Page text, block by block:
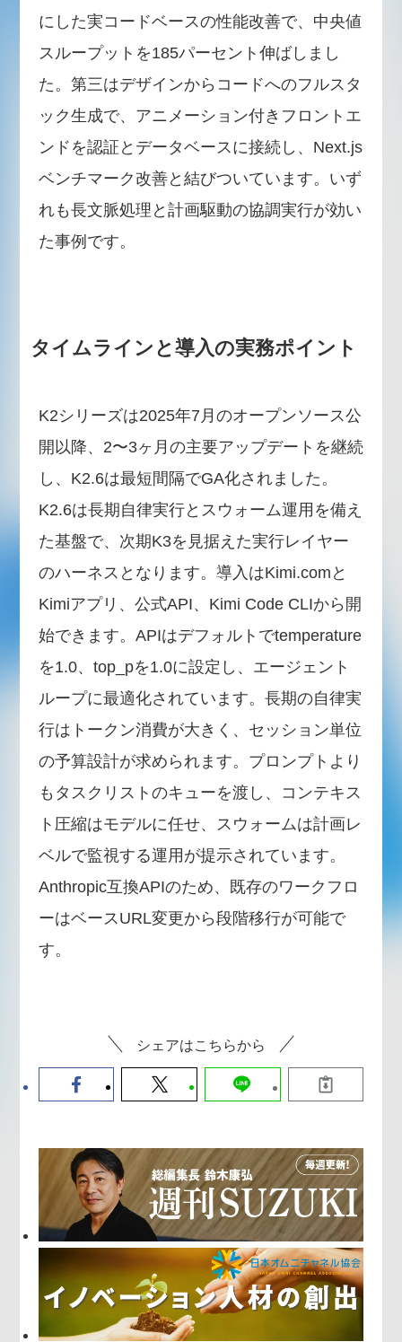
にした実コードベースの性能改善で、中央値
スループットを185パーセント伸ばしまし
た。第三はデザインからコードへのフルスタ
ック生成で、アニメーション付きフロントエ
ンドを認証とデータベースに接続し、Next.js
ベンチマーク改善と結びついています。いず
れも長文脈処理と計画駆動の協調実行が効い
た事例です。
タイムラインと導入の実務ポイント
K2シリーズは2025年7月のオープンソース公
開以降、2〜3ヶ月の主要アップデートを継続
し、K2.6は最短間隔でGA化されました。
K2.6は長期自律実行とスウォーム運用を備え
た基盤で、次期K3を見据えた実行レイヤー
のハーネスとなります。導入はKimi.comと
Kimiアプリ、公式API、Kimi Code CLIから開
始できます。APIはデフォルトでtemperature
を1.0、top_pを1.0に設定し、エージェント
ループに最適化されています。長期の自律実
行はトークン消費が大きく、セッション単位
の予算設計が求められます。プロンプトより
もタスクリストのキューを渡し、コンテキス
ト圧縮はモデルに任せ、スウォームは計画レ
ベルで監視する運用が提示されています。
Anthropic互換APIのため、既存のワークフロ
ーはベースURL変更から段階移行が可能で
す。
シェアはこちらから